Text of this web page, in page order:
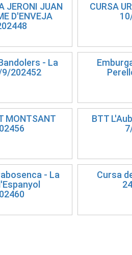
JERONI JUAN
D'ENVEJA
CURSA
- La
202452
MONTSANT
BTT
- La
Cursa